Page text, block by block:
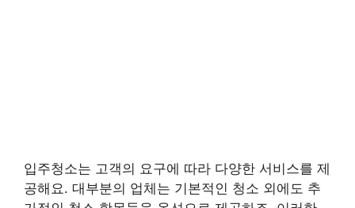
입주청소는 고객의 요구에 따라 다양한 서비스를 제
공해요. 대부분의 업체는 기본적인 청소 외에도 추